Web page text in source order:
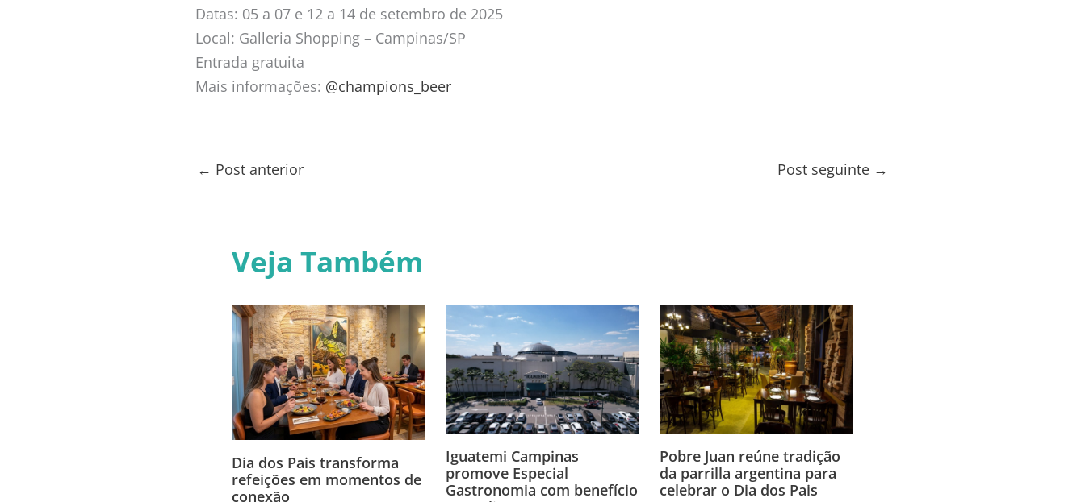
Datas: 05 a 07 e 12 a 14 de setembro de 2025
Local: Galleria Shopping – Campinas/SP
Entrada gratuita
Mais informações: @champions_beer
← Post anterior Post seguinte →
Veja Também
Dia dos Pais transforma
refeições em momentos de
conexão
Iguatemi Campinas
promove Especial
Gastronomia com benefício
Pobre Juan reúne tradição
da parrilla argentina para
celebrar o Dia dos Pais